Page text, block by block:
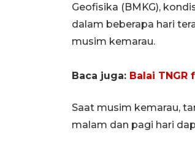
Geofisika (BMKG),
dalam beberapa hari
musim kemarau.
Baca juga: Balai
Saat musim kemarau,
malam dan pagi hari